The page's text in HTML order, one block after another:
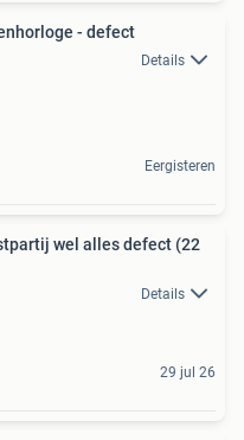
- defect
Details
Eergisteren
wel alles defect (22
Details
29 jul 26